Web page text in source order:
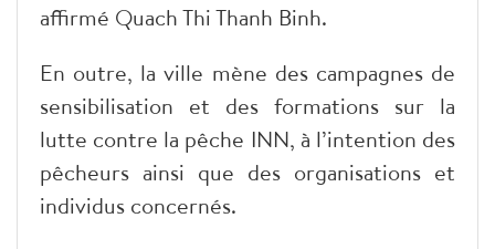
affirmé Quach Thi Thanh Binh.
En outre, la ville mène des campagnes de
sensibilisation et des formations sur la
lutte contre la pêche INN, à l’intention des
pêcheurs ainsi que des organisations et
individus concernés.